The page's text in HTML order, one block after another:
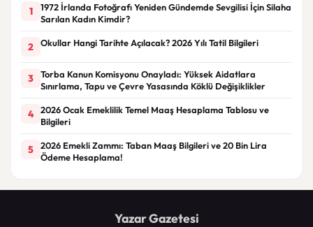
1
1972 İrlanda Fotoğrafı Yeniden Gündemde Sevgilisi İçin Silaha
Sarılan Kadın Kimdir?
2 Okullar Hangi Tarihte Açılacak? 2026 Yılı Tatil Bilgileri
3
Torba Kanun Komisyonu Onayladı: Yüksek Aidatlara
Sınırlama, Tapu ve Çevre Yasasında Köklü Değişiklikler
4
2026 Ocak Emeklilik Temel Maaş Hesaplama Tablosu ve
Bilgileri
5
2026 Emekli Zammı: Taban Maaş Bilgileri ve 20 Bin Lira
Ödeme Hesaplama!
Yazar Gazetesi